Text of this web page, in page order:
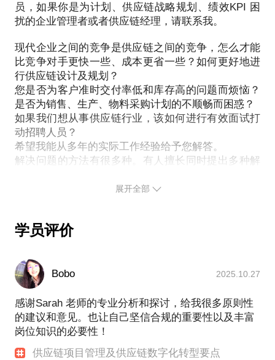
员，如果你是为计划、供应链战略规划、绩效KPI 困
扰的企业管理者或者供应链经理，请联系我。
现代企业之间的竞争是供应链之间的竞争，怎么才能
比竞争对手更快一些、成本更省一些？如何更好地进
行供应链设计及规划？
您是否为客户准时交付率低和库存高的问题而烦恼？
是否为销售、生产、物料采购计划的不顺畅而困惑？
如果我们想从事供应链行业，该如何进行有效面试打
动招聘人员？
希望我能从多年的实际工作经验给予您解答。
解决问题的方法有很多种。有人擅长同时提出多种解
切实可行的方案。没有好坏之分，看哪一种更适合
对外经济贸易大学，供应链管理专业；
职业经历：
20多年外企500强供应链从业、管理、咨询经验，曾
先后从事进出口报关、采购、计划、专家、供应链经
理、项目经理、咨询公司的高级咨询顾问等职务。涉
展开全部
学员评价
Bobo 2025.10.27
感谢Sarah 老师的专业分析和探讨，给我很多原则性
的建议和意见。也让自己坚信合规的重要性以及丰富
岗位知识的必要性！
供应链项目管理及供应链数字化转型要点